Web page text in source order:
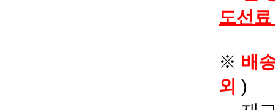
도선
※ 배
외 )